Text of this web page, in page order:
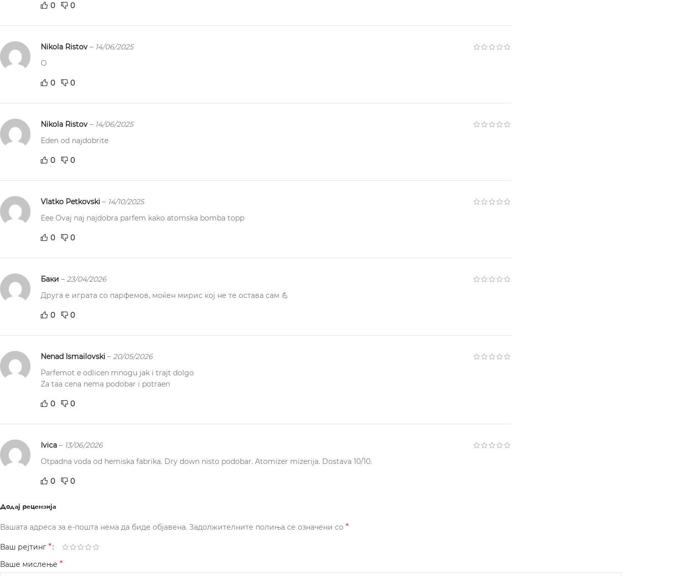
0 0
Nikola Ristov – 14/06/2025
O
0 0
Nikola Ristov – 14/06/2025
Eden od najdobrite
0 0
Vlatko Petkovski – 14/10/2025
Eee Ovaj naj najdobra parfem kako atomska bomba topp
0 0
Баки – 23/04/2026
Друга е играта со парфемов, моќен мирис кој не те остава сам 💪
0 0
Nenad Ismailovski – 20/05/2026
Parfemot e odlicen mnogu jak i trajt dolgo
Za taa cena nema podobar i potraen
0 0
Ivica – 13/06/2026
Otpadna voda od hemiska fabrika. Dry down nisto podobar. Atomizer mizerija. Dostava 10/10.
0 0
Додај рецензија
Вашата адреса за е-пошта нема да биде објавена. Задолжителните полиња се означени со *
Ваш рејтинг *
Ваше мислење *